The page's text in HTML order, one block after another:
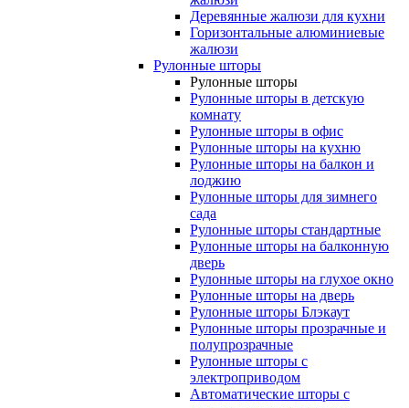
Деревянные жалюзи для кухни
Горизонтальные алюминиевые
жалюзи
Рулонные шторы
Рулонные шторы
Рулонные шторы в детскую
комнату
Рулонные шторы в офис
Рулонные шторы на кухню
Рулонные шторы на балкон и
лоджию
Рулонные шторы для зимнего
сада
Рулонные шторы стандартные
Рулонные шторы на балконную
дверь
Рулонные шторы на глухое окно
Рулонные шторы на дверь
Рулонные шторы Блэкаут
Рулонные шторы прозрачные и
полупрозрачные
Рулонные шторы с
электроприводом
Автоматические шторы с